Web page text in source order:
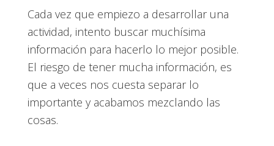
Cada vez que empiezo a desarrollar una
actividad, intento buscar muchísima
información para hacerlo lo mejor posible.
El riesgo de tener mucha información, es
que a veces nos cuesta separar lo
importante y acabamos mezclando las
cosas.